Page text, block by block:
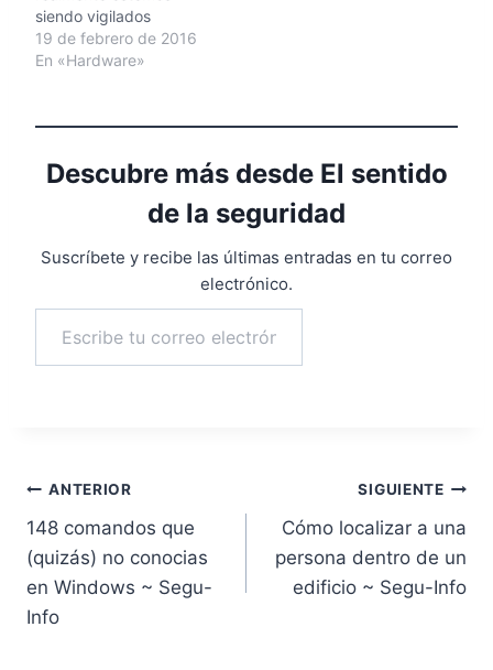
siendo vigilados
nosotros mismos. La
entrada de cada más
que la estén haciendo
complicada. Protégete o
por tu propia seguridad
Origen:…
19 de febrero de 2016
En «Hardware»
Descubre más desde El sentido
de la seguridad
Suscríbete y recibe las últimas entradas en tu correo
electrónico.
Escribe tu correo electrónico…
Navegación
de
entradas
ANTERIOR
148 comandos que
(quizás) no conocias
en Windows ~ Segu-
Info
SIGUIENTE
Cómo localizar a una
persona dentro de un
edificio ~ Segu-Info